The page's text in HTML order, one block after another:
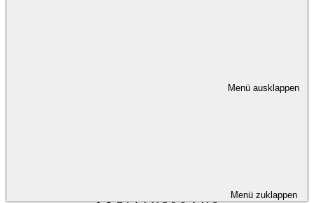
Menü ausklappen
Menü zuklappen